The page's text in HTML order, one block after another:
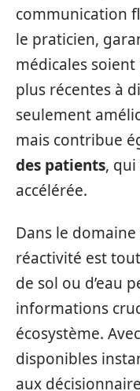
communication
le praticien,
médicales soient
plus récentes à
seulement
mais contribue
des patients,
accélérée.
Dans le
réactivité est
de sol ou d’eau
informations
écosystème.
disponibles
aux